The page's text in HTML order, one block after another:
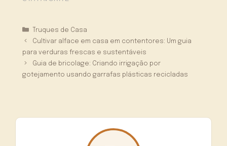
Categorias
Truques de Casa
Cultivar alface em casa em contentores: Um guia
para verduras frescas e sustentáveis
Guia de bricolage: Criando irrigação por
gotejamento usando garrafas plásticas recicladas